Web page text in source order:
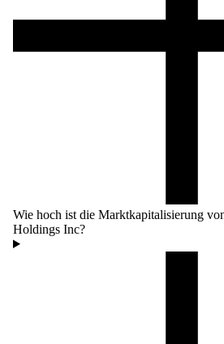
Wie hoch ist die Marktkapitalisierung
Holdings Inc?